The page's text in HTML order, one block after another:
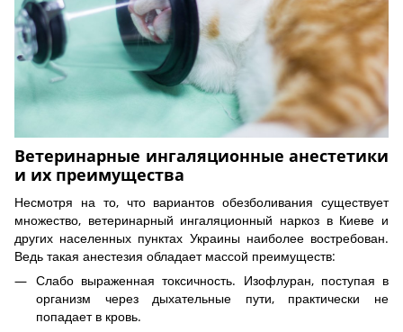
Ветеринарные ингаляционные анестетики
и их преимущества
Несмотря на то, что вариантов обезболивания существует
множество, ветеринарный ингаляционный наркоз в Киеве и
других населенных пунктах Украины наиболее востребован.
Ведь такая анестезия обладает массой преимуществ:
Слабо выраженная токсичность. Изофлуран, поступая в
организм через дыхательные пути, практически не
попадает в кровь.